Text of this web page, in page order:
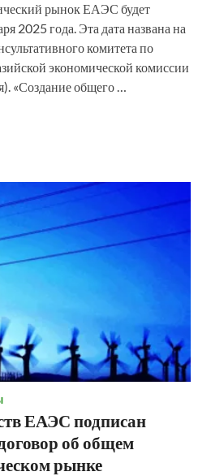
рынок ЕАЭС будет
2025 года. Эта дата названа на
комитета по
экономической комиссии
«Создание общего …
ЕАЭС подписан
об общем
рынке